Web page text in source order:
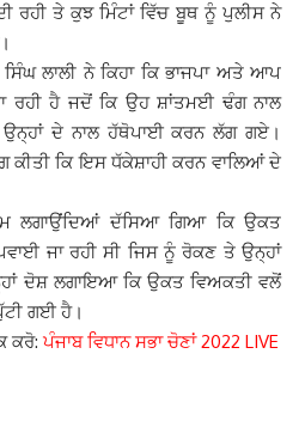
ਰਹੀ ਤੇ ਕੁਝ ਮਿੰਟਾਂ ਵਿੱਚ ਬੂਥ ਨੂੰ ਪੁਲੀਸ ਨੇ
ਲਾਲੀ ਨੇ ਕਿਹਾ ਕਿ ਭਾਜਪਾ ਅਤੇ ਆਪ
ਰਹੀ ਹੈ ਜਦੋਂ ਕਿ ਉਹ ਸ਼ਾਂਤਮਈ ਢੰਗ ਨਾਲ
ਦੇ ਨਾਲ ਹੱਥੋਪਾਈ ਕਰਨ ਲੱਗ ਗਏ।
ਕੀਤੀ ਕਿ ਇਸ ਧੱਕੇਸ਼ਾਹੀ ਕਰਨ ਵਾਲਿਆਂ ਦੇ
ਲਗਾਉਂਦਿਆਂ ਦੱਸਿਆ ਗਿਆ ਕਿ ਉਕਤ
ਜਾ ਰਹੀ ਸੀ ਜਿਸ ਨੂੰ ਰੋਕਣ ਤੇ ਉਨ੍ਹਾਂ
ਦੋਸ਼ ਲਗਾਇਆ ਕਿ ਉਕਤ ਵਿਅਕਤੀ ਵਲੋਂ
ਗਈ ਹੈ।
ਕਰੋ: ਪੰਜਾਬ ਵਿਧਾਨ ਸਭਾ ਚੋਣਾਂ 2022 LIVE